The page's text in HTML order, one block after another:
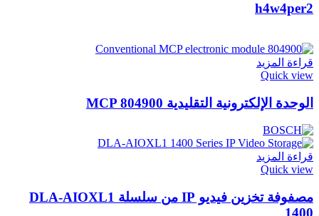
h4w4per2
قراءة المزيد
Quick view
الوحدة الإلكترونية التقليدية MCP 804900
قراءة المزيد
Quick view
مصفوفة تخزين فيديو IP من سلسلة DLA-AIOXL1
1400